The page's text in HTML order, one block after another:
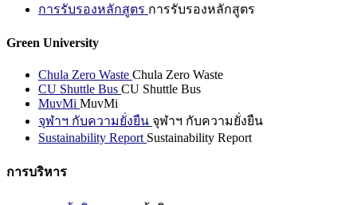
การรับรองหลักสูตร การรับรองหลักสูตร
Green University
Chula Zero Waste Chula Zero Waste
CU Shuttle Bus CU Shuttle Bus
MuvMi MuvMi
จุฬาฯ กับความยั่งยืน จุฬาฯ กับความยั่งยืน
Sustainability Report Sustainability Report
การบริหาร